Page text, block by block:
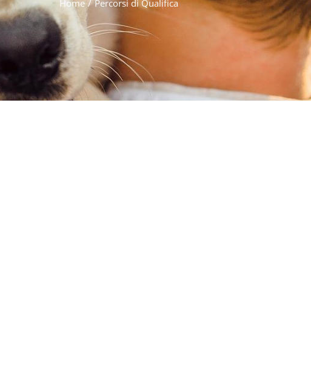
Home / Percorsi di Qualifica